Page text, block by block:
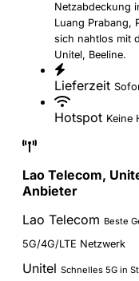
Netzabdeckung
Luang Prabang,
sich nahtlos mit
Unitel, Beeline.
Lieferzeit
Hotspot Keine
Lao Telecom,
Anbieter
Lao Telecom Beste
5G/4G/LTE Netzwerk
Unitel Schnelles 5G in